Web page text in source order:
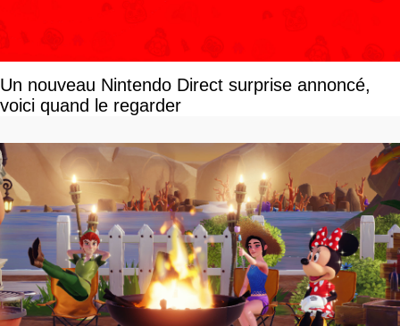
Un nouveau Nintendo Direct surprise annoncé,
voici quand le regarder